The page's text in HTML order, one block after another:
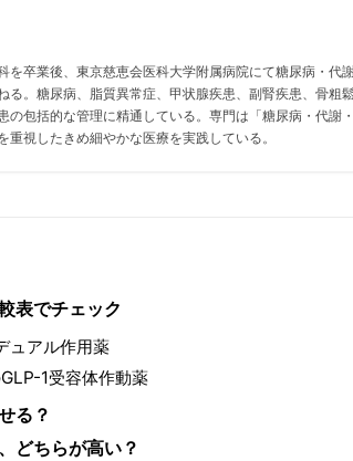
を卒業後、東京慈恵会医科大学附属病院にて糖尿病・代
る。糖尿病、脂質異常症、甲状腺疾患、副腎疾患、骨粗
の包括的な管理に精通している。専門は「糖尿病・代謝
重視したきめ細やかな医療を実践している。
表でチェック
ュアル作用薬
1受容体作動薬
る？
どちらが高い？